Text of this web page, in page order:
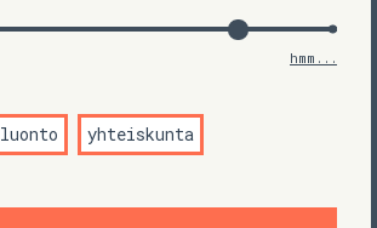
hmm...
luonto yhteiskunta